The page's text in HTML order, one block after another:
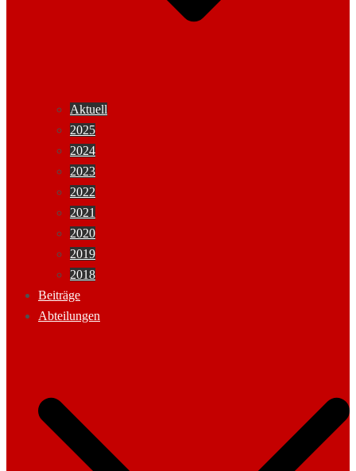
Aktuell
2025
2024
2023
2022
2021
2020
2019
2018
Beiträge
Abteilungen